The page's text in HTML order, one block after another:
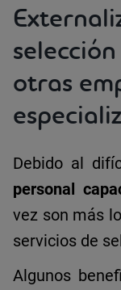
otras
Debido al
personal
vez son más
servicios de
Algunos